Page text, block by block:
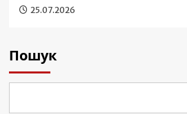
25.07.2026
Пошук